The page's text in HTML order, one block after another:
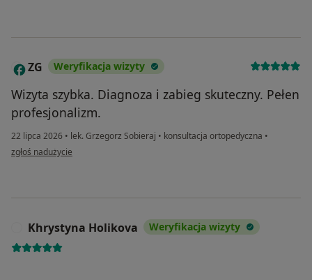
Z ZG Weryfikacja wizyty
Wizyta szybka. Diagnoza i zabieg skuteczny. Pełen
profesjonalizm.
22 lipca 2026 • lek. Grzegorz Sobieraj • konsultacja ortopedyczna •
w opinii użytkownika ZG
zgłoś nadużycie
Khrystyna Holikova Weryfikacja wizyty